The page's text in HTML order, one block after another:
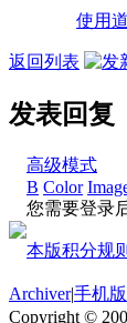
使用
返回列表
发表回复
高级模式
B Color
您需要登录
本版积分规则
Archiver|手机版
Copyright ©